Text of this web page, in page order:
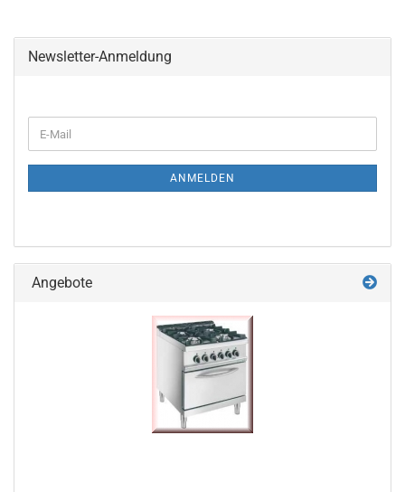
Newsletter-Anmeldung
ZUR
E-
Mail
ANMELDEN
Angebote